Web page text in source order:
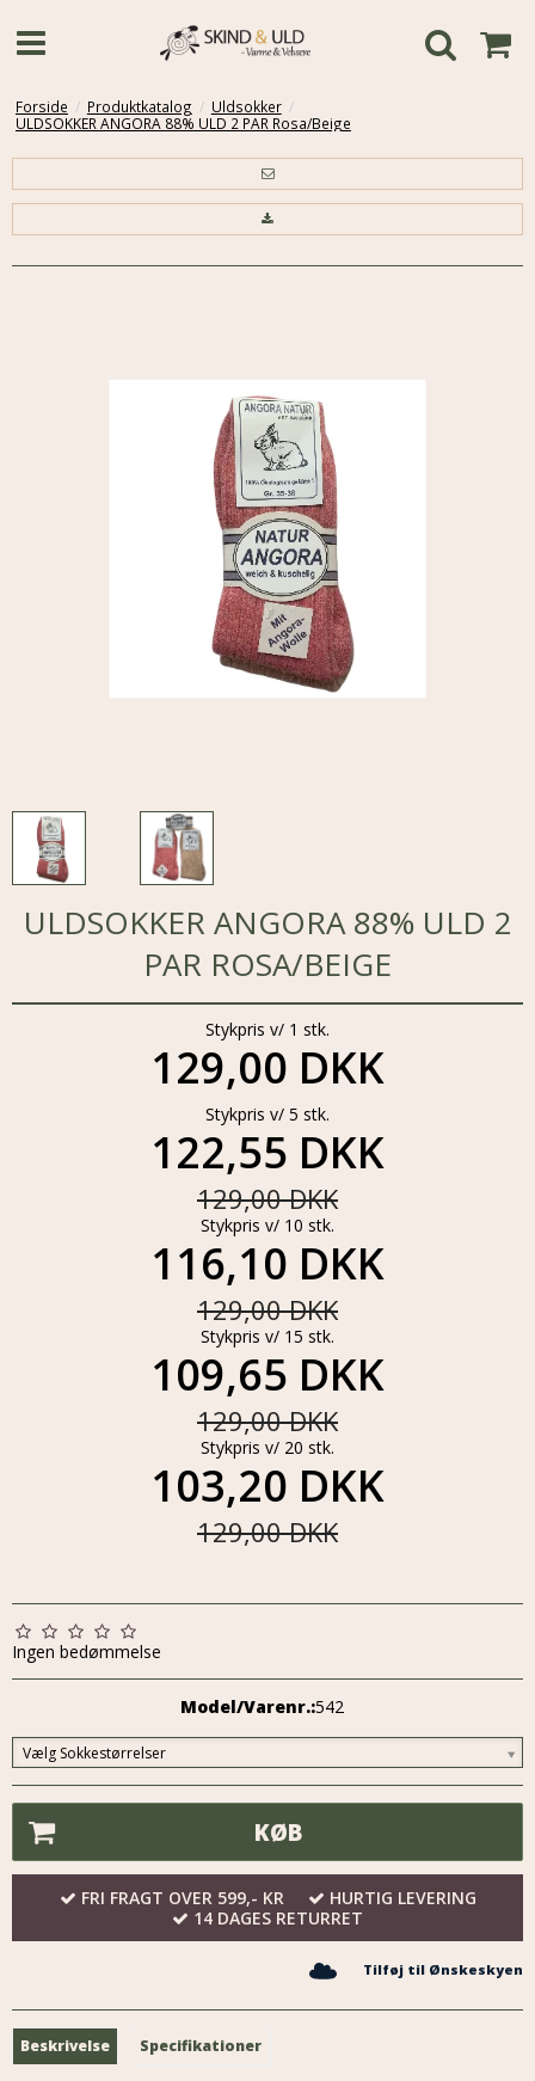
Forside / Produktkatalog / Uldsokker /
ULDSOKKER ANGORA 88% ULD 2 PAR Rosa/Beige
ULDSOKKER ANGORA 88% ULD 2
PAR ROSA/BEIGE
Stykpris v/ 1 stk.
129,00 DKK
Stykpris v/ 5 stk.
122,55 DKK
129,00 DKK
Stykpris v/ 10 stk.
116,10 DKK
129,00 DKK
Stykpris v/ 15 stk.
109,65 DKK
129,00 DKK
Stykpris v/ 20 stk.
103,20 DKK
129,00 DKK
Ingen bedømmelse
Model/Varenr.:542
Vælg Sokkestørrelser
KØB
FRI FRAGT OVER 599,- KR
HURTIG LEVERING
14 DAGES RETURRET
Tilføj til Ønskeskyen
Beskrivelse Specifikationer